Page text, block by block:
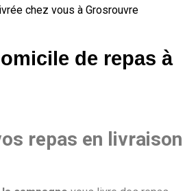
chez vous à Grosrouvre
de repas à
repas en livraison